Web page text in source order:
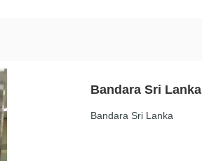
Bandara Sri Lanka
Bandara Sri Lanka